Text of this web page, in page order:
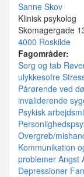
Sanne Skov
Klinisk psykolog
Skomagergade
4000 Roskilde
Fagområder:
Sorg og tab
ulykkesofre
Pårørende ved
invaliderende
Psykisk
Overgreb/
Kommunikation
problemer Angst
Depressioner